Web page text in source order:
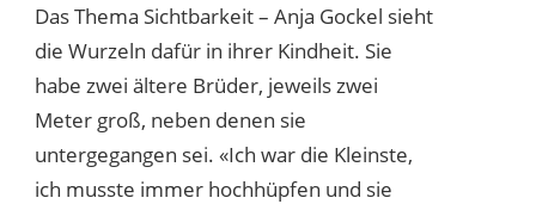
Das Thema Sichtbarkeit – Anja Gockel sieht
die Wurzeln dafür in ihrer Kindheit. Sie
habe zwei ältere Brüder, jeweils zwei
Meter groß, neben denen sie
untergegangen sei. «Ich war die Kleinste,
ich musste immer hochhüpfen und sie